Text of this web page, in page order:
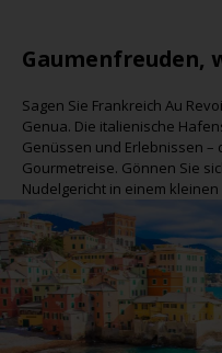
Gaumenfreuden,
Sagen Sie Frankreich Au
Genua. Die italienische
Genüssen und Erlebnissen
Gourmetreise. Gönnen Sie
Nudelgericht in einem